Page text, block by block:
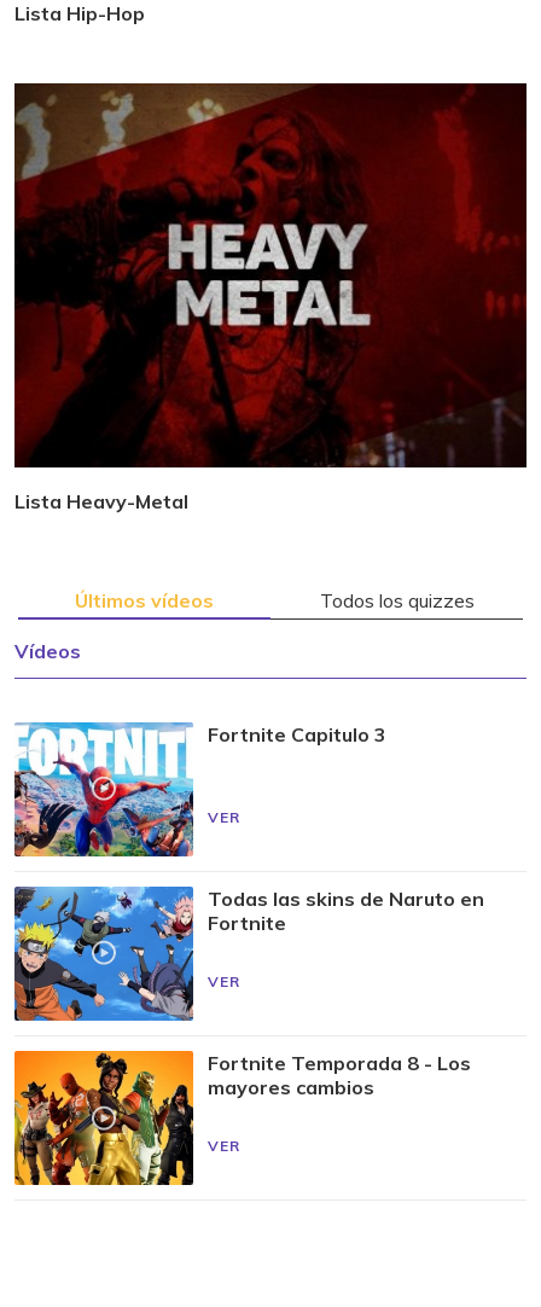
Lista Hip-Hop
Lista Heavy-Metal
Últimos vídeos Todos los quizzes
Vídeos
Fortnite Capitulo 3
VER
Todas las skins de Naruto en
Fortnite
VER
Fortnite Temporada 8 - Los
mayores cambios
VER